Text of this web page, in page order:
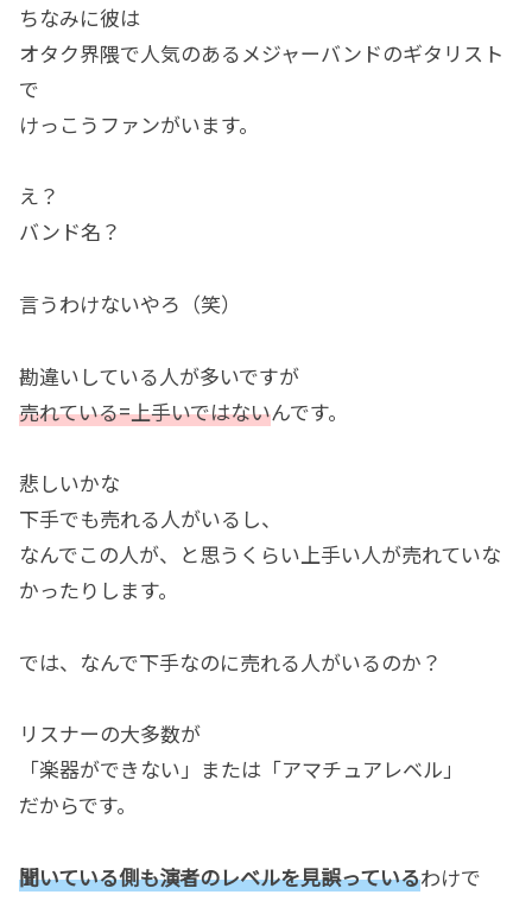
ちなみに彼は
オタク界隈で人気のあるメジャーバンドのギタリスト
で
けっこうファンがいます。
え？
バンド名？
言うわけないやろ（笑）
勘違いしている人が多いですが
売れている=上手いではないんです。
悲しいかな
下手でも売れる人がいるし、
なんでこの人が、と思うくらい上手い人が売れていな
かったりします。
では、なんで下手なのに売れる人がいるのか？
リスナーの大多数が
「楽器ができない」または「アマチュアレベル」
だからです。
聞いている側も演者のレベルを見誤っているわけで